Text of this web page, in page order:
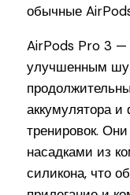
обычные
AirPods Pro 3 —
улучшенным
аккумулятора
тренировок.
насадками из
силикона, что